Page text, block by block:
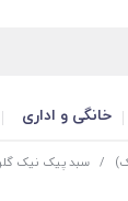
خانگی و اداری
/ سبد پیک نیک گلرنگ 1